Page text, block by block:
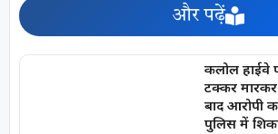
और पढ़ें
कलोल हाईवे
टक्कर
बाद आरोपी
पुलिस में